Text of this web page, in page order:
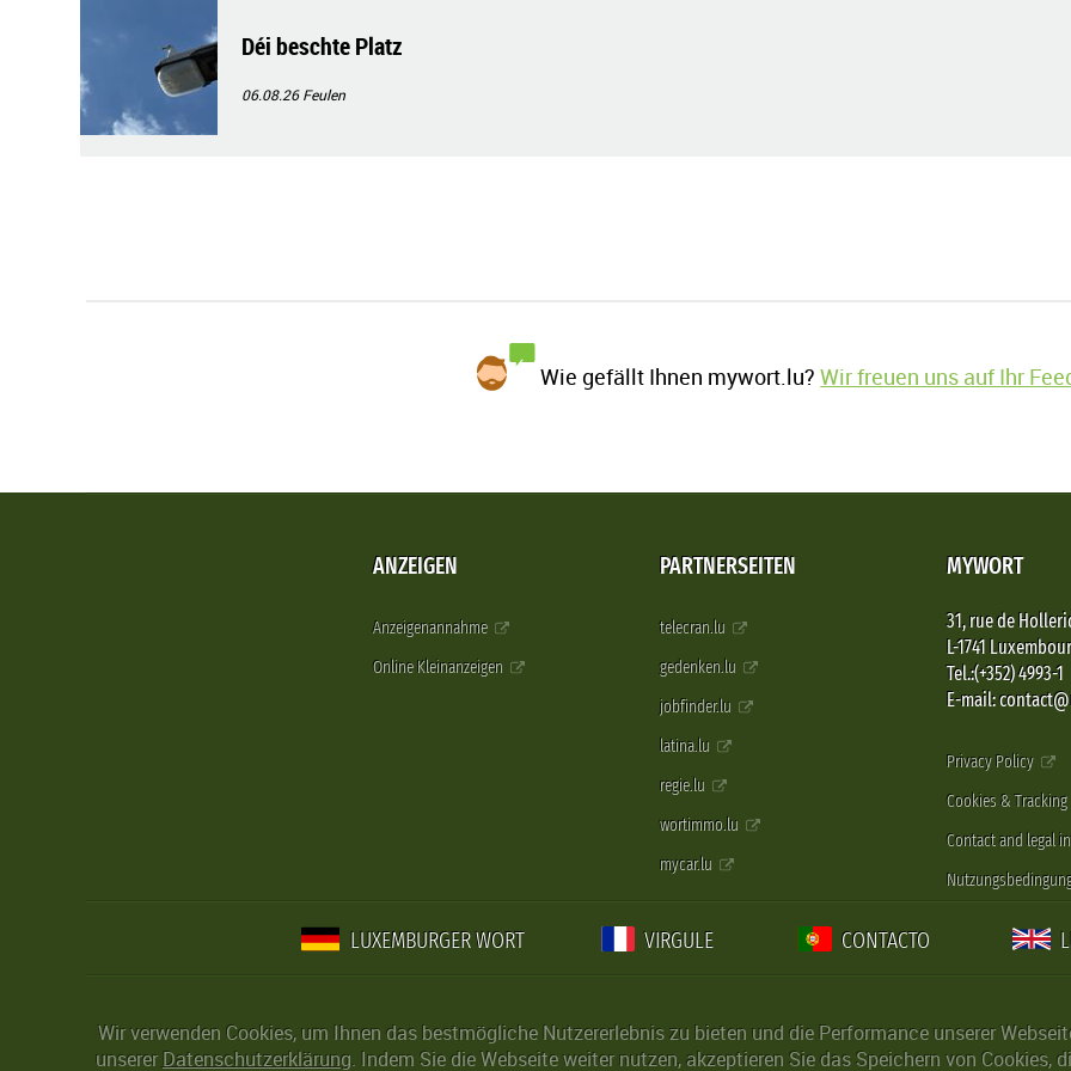
Déi beschte Platz
06.08.26Feulen
Wie gefällt Ihnen mywort.lu?Wir freuen uns auf Ihr
ANZEIGEN
Anzeigenannahme
Online Kleinanzeigen
PARTNERSEITEN
telecran.lu
gedenken.lu
jobfinder.lu
latina.lu
regie.lu
wortimmo.lu
mycar.lu
MYWORT
31, rue de
L-1741
Tel.:(+352) 4993-1
E-mail:
Privacy Policy
Cookies & Tracking
Contact and legal
LUXEMBURGER WORT VIRGULE CONTACTO
Wir verwenden Cookies, um Ihnen das bestmögliche Nutzererlebnis zu bieten und die Performance unserer
unserer Datenschutzerklärung. Indem Sie die Webseite weiter nutzen, akzeptieren Sie das Speichern von